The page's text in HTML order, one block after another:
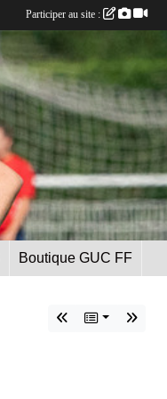
Boutique GUC FF
Participer au site :